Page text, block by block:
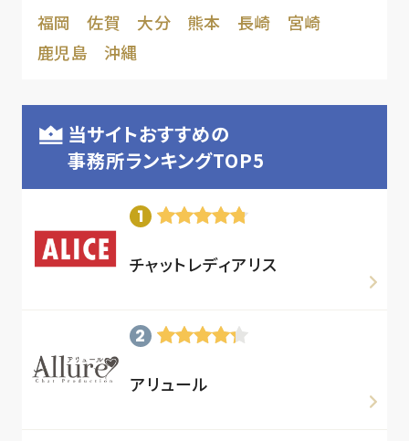
福岡
佐賀 大分 熊本 長崎
宮崎
鹿児島
沖縄
当サイトおすすめの
事務所ランキングTOP5
チャットレディアリス
アリュール